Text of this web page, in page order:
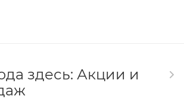
здесь: Акции и